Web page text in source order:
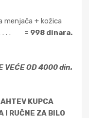
menjača + kožica
. . . . . = 998 dinara.
VEĆE OD 4000 din.
KUPCA
I RUČNE ZA BILO